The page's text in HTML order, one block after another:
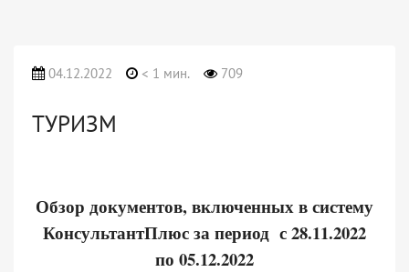
04.12.2022 < 1 мин. 709
ТУРИЗМ
Обзор документов, включенных в систему
КонсультантПлюс за период с 28.11.2022
по 05.12.2022